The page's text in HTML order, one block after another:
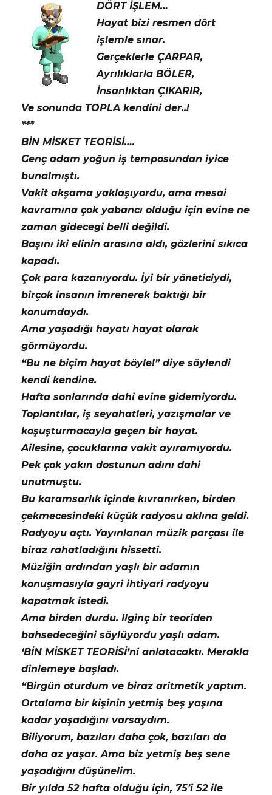
DÖRT İŞLEM…
Hayat bizi resmen dört
işlemle sınar.
Gerçeklerle ÇARPAR,
Ayrılıklarla BÖLER,
İnsanlıktan ÇIKARIR,
Ve sonunda TOPLA kendini der..!
***
BİN MİSKET TEORİSİ….
Genç adam yoğun iş temposundan iyice
bunalmıştı.
Vakit akşama yaklaşıyordu, ama mesai
kavramına çok yabancı olduğu için evine ne
zaman gidecegi belli değildi.
Başını iki elinin arasına aldı, gözlerini sıkıca
kapadı.
Çok para kazanıyordu. İyi bir yöneticiydi,
birçok insanın imrenerek baktığı bir
konumdaydı.
Ama yaşadığı hayatı hayat olarak
görmüyordu.
“Bu ne biçim hayat böyle!” diye söylendi
kendi kendine.
Hafta sonlarında dahi evine gidemiyordu.
Toplantılar, iş seyahatleri, yazışmalar ve
koşuşturmacayla geçen bir hayat.
Ailesine, çocuklarına vakit ayıramıyordu.
Pek çok yakın dostunun adını dahi
unutmuştu.
Bu karamsarlık içinde kıvranırken, birden
çekmecesindeki küçük radyosu aklına geldi.
Radyoyu açtı. Yayınlanan müzik parçası ile
biraz rahatladığını hissetti.
Müziğin ardından yaşlı bir adamın
konuşmasıyla gayri ihtiyari radyoyu
kapatmak istedi.
Ama birden durdu. Ilginç bir teoriden
bahsedeceğini söylüyordu yaşlı adam.
‘BİN MİSKET TEORİSİ’ni anlatacaktı. Merakla
dinlemeye başladı.
“Birgün oturdum ve biraz aritmetik yaptım.
Ortalama bir kişinin yetmiş beş yaşına
kadar yaşadığını varsaydım.
Biliyorum, bazıları daha çok, bazıları da
daha az yaşar. Ama biz yetmiş beş sene
yaşadığını düşünelim.
Bir yılda 52 hafta olduğu için, 75’i 52 ile